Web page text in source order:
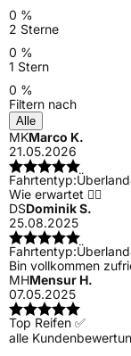
0 %
2 Sterne
0 %
1 Stern
0 %
Filtern nach
Alle
MKMarco K.
21.05.2026
Fahrtentyp:Überland
Wie erwartet 👌🏼
DSDominik S.
25.08.2025
Fahrtentyp:Überland
Bin vollkommen
MHMensur H.
07.05.2025
Top Reifen ✅
alle